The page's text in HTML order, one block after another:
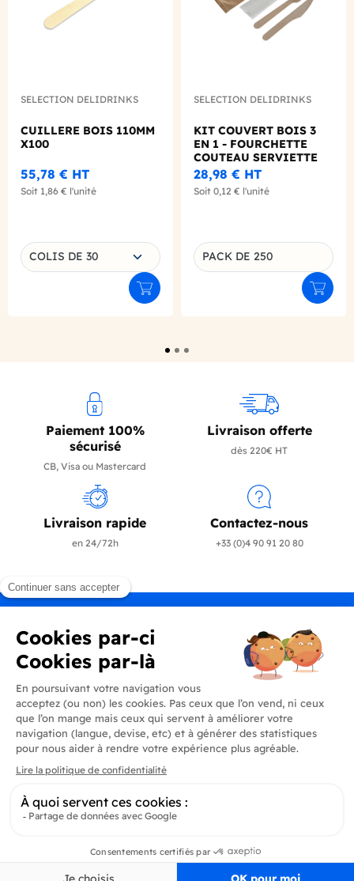
SELECTION DELIDRINKS
CUILLERE BOIS 110MM
X100
55,78 € HT
Soit 1,86 € l'unité
Choisissez une déclinaison
COLIS DE 30
Ajouter au panier
SELECTION DELIDRINKS
KIT COUVERT BOIS 3
EN 1 - FOURCHETTE
COUTEAU SERVIETTE
X250
28,98 € HT
Soit 0,12 € l'unité
Déclinaison du produit
PACK DE 250
Paiement 100%
sécurisé
CB, Visa ou Mastercard
Livraison offerte
dès 220€ HT
Livraison rapide
en 24/72h
Contactez-nous
+33 (0)4 90 91 20 80
Produits
En savoir plus